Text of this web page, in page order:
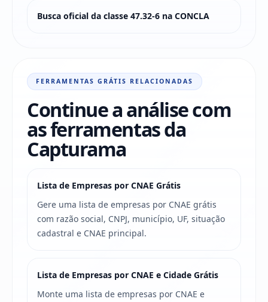
Busca oficial da classe 47.32-6 na CONCLA
FERRAMENTAS GRÁTIS RELACIONADAS
Continue a análise com
as ferramentas da
Capturama
Lista de Empresas por CNAE Grátis
Gere uma lista de empresas por CNAE grátis
com razão social, CNPJ, município, UF, situação
cadastral e CNAE principal.
Lista de Empresas por CNAE e Cidade Grátis
Monte uma lista de empresas por CNAE e